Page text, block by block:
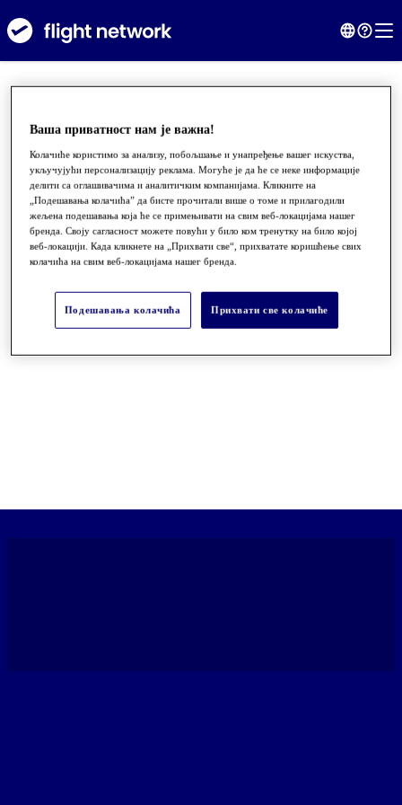
●●●
Ваша приватност нам је важна!
Колачиће користимо за анализу, побољшање и унапређење вашег искуства,
укључујући персонализацију реклама. Могуће је да ће се неке информације
делити са оглашивачима и аналитичким компанијама. Кликните на
„Подешавања колачића” да бисте прочитали више о томе и прилагодили
жељена подешавања која ће се примењивати на свим веб-локацијама нашег
бренда. Своју сагласност можете повући у било ком тренутку на било којој
веб-локацији. Када кликнете на „Прихвати све“, прихватате коришћење свих
колачића на свим веб-локацијама нашег бренда.
Подешавања колачића Прихвати све колачиће